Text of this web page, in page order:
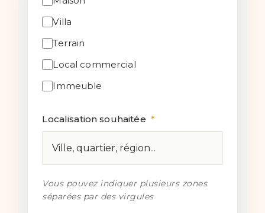
Villa
Terrain
Local commercial
Immeuble
Localisation souhaitée *
Vous pouvez indiquer plusieurs zones
séparées par des virgules